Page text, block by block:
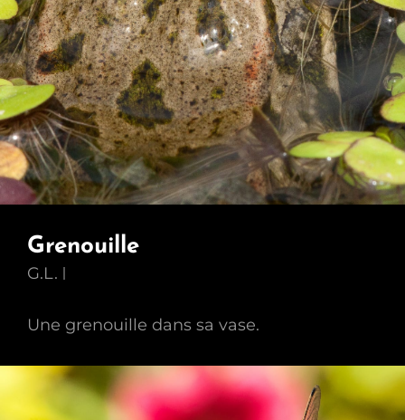
Grenouille
G.L.
Une grenouille dans sa vase.